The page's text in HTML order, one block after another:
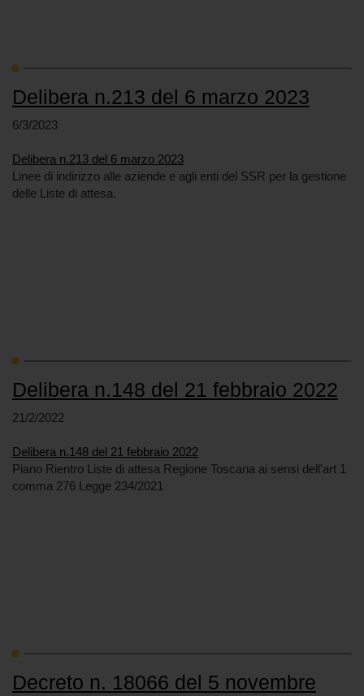
Delibera n.213 del 6 marzo 2023
6/3/2023
Delibera n.213 del 6 marzo 2023
Linee di indirizzo alle aziende e agli enti del SSR per la gestione
delle Liste di attesa.
Delibera n.148 del 21 febbraio 2022
21/2/2022
Delibera n.148 del 21 febbraio 2022
Piano Rientro Liste di attesa Regione Toscana ai sensi dell'art 1
comma 276 Legge 234/2021
Decreto n. 18066 del 5 novembre